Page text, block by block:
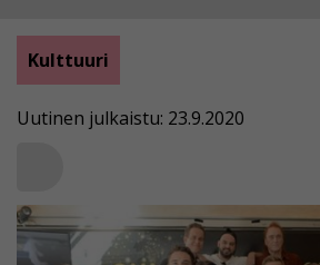
Kulttuuri
Uutinen julkaistu: 23.9.2020